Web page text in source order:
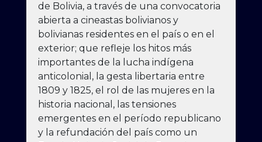
de Bolivia, a través de una convocatoria
abierta a cineastas bolivianos y
bolivianas residentes en el país o en el
exterior; que refleje los hitos más
importantes de la lucha indígena
anticolonial, la gesta libertaria entre
1809 y 1825, el rol de las mujeres en la
historia nacional, las tensiones
emergentes en el período republicano
y la refundación del país como un